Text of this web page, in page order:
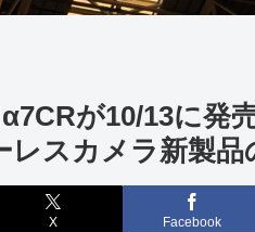
が10/13に発
レスカメラ新製
X Facebook